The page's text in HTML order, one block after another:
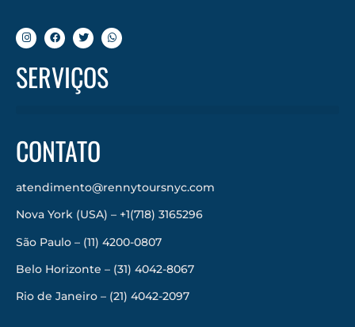
SERVIÇOS
CONTATO
atendimento@rennytoursnyc.com
Nova York (USA) – +1(718) 3165296
São Paulo – (11) 4200-0807
Belo Horizonte – (31) 4042-8067
Rio de Janeiro – (21) 4042-2097